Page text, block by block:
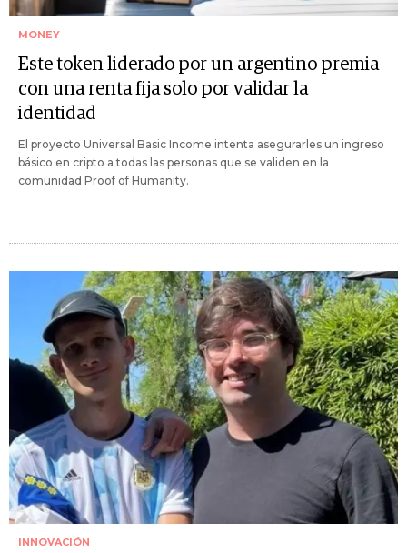
MONEY
Este token liderado por un argentino premia
con una renta fija solo por validar la
identidad
El proyecto Universal Basic Income intenta asegurarles un ingreso
básico en cripto a todas las personas que se validen en la
comunidad Proof of Humanity.
INNOVACIÓN